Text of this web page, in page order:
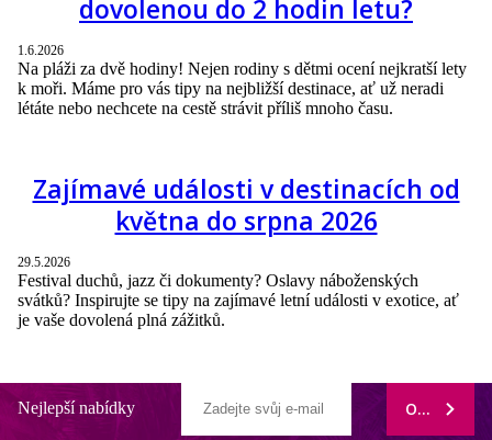
dovolenou do 2 hodin letu?
1.6.2026
Na pláži za dvě hodiny! Nejen rodiny s dětmi ocení nejkratší lety
k moři. Máme pro vás tipy na nejbližší destinace, ať už neradi
létáte nebo nechcete na cestě strávit příliš mnoho času.
Zajímavé události v destinacích od
května do srpna 2026
29.5.2026
Festival duchů, jazz či dokumenty? Oslavy náboženských
svátků? Inspirujte se tipy na zajímavé letní události v exotice, ať
je vaše dovolená plná zážitků.
Nejlepší nabídky ODEBÍRAT